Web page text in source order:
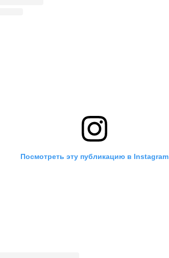
Посмотреть эту публикацию в Instagram